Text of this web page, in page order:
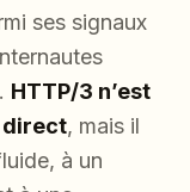
ses signaux
HTTP/3 n’est
direct, mais il
à un